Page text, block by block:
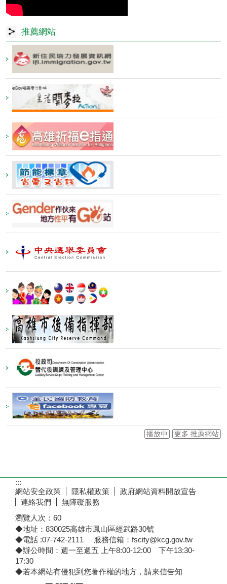
推薦網站
播放中 更多 推薦網站
:::
網站安全政策
隱私權政策
政府網站資料開放宣告
連絡我們
無障礙服務
瀏覽人次： 60
◆地址：830025高雄市鳳山區經武路30號
◆電話 :07-742-2111 服務信箱：fscity@kcg.gov.tw
◆辦公時間：週一至週五 上午8:00-12:00 下午13:30-
17:30
◆若本網站有侵犯到您著作權的地方，請來信告知